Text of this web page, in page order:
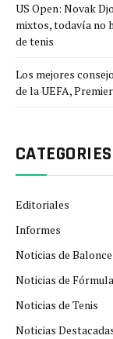
US Open: Novak
mixtos, todavía no
de tenis
Los mejores
de la UEFA,
CATEGORIES
Editoriales
Informes
Noticias de
Noticias de
Noticias de Tenis
Noticias